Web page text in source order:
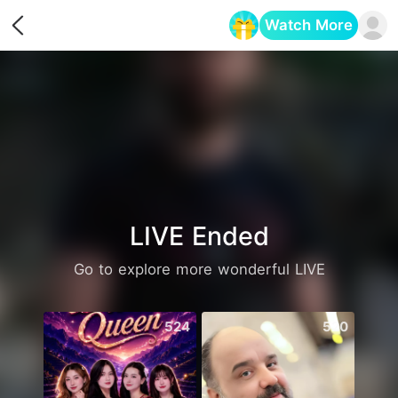
Watch More
LIVE Ended
Go to explore more wonderful LIVE
524 520